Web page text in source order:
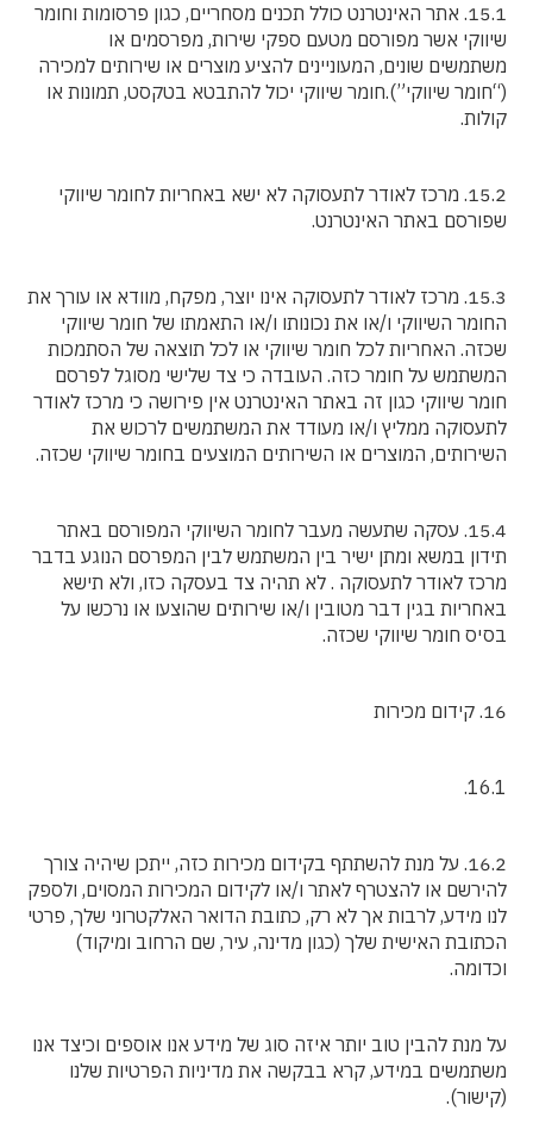
15.1. אתר האינטרנט כולל תכנים מסחריים, כגון פרסומות וחומר
שיווקי אשר מפורסם מטעם ספקי שירות, מפרסמים או
משתמשים שונים, המעוניינים להציע מוצרים או שירותים למכירה
(“חומר שיווקי”).חומר שיווקי יכול להתבטא בטקסט, תמונות או
קולות.
15.2. מרכז לאודר לתעסוקה לא ישא באחריות לחומר שיווקי
שפורסם באתר האינטרנט.
15.3. מרכז לאודר לתעסוקה אינו יוצר, מפקח, מוודא או עורך את
החומר השיווקי ו/או את נכונותו ו/או התאמתו של חומר שיווקי
שכזה. האחריות לכל חומר שיווקי או לכל תוצאה של הסתמכות
המשתמש על חומר כזה. העובדה כי צד שלישי מסוגל לפרסם
חומר שיווקי כגון זה באתר האינטרנט אין פירושה כי מרכז לאודר
לתעסוקה ממליץ ו/או מעודד את המשתמשים לרכוש את
השירותים, המוצרים או השירותים המוצעים בחומר שיווקי שכזה.
15.4. עסקה שתעשה מעבר לחומר השיווקי המפורסם באתר
תידון במשא ומתן ישיר בין המשתמש לבין המפרסם הנוגע בדבר
מרכז לאודר לתעסוקה . לא תהיה צד בעסקה כזו, ולא תישא
באחריות בגין דבר מטובין ו/או שירותים שהוצעו או נרכשו על
בסיס חומר שיווקי שכזה.
16. קידום מכירות
16.1.
16.2. על מנת להשתתף בקידום מכירות כזה, ייתכן שיהיה צורך
להירשם או להצטרף לאתר ו/או לקידום המכירות המסוים, ולספק
לנו מידע, לרבות אך לא רק, כתובת הדואר האלקטרוני שלך, פרטי
הכתובת האישית שלך (כגון מדינה, עיר, שם הרחוב ומיקוד)
וכדומה.
על מנת להבין טוב יותר איזה סוג של מידע אנו אוספים וכיצד אנו
משתמשים במידע, קרא בבקשה את מדיניות הפרטיות שלנו
(קישור).